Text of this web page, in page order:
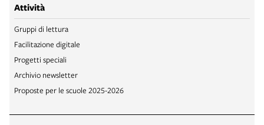
Attività
Gruppi di lettura
Facilitazione digitale
Progetti speciali
Archivio newsletter
Proposte per le scuole 2025-2026